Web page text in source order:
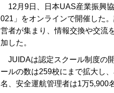
12月9日、日本UAS産業振興
021」をオンラインで開催した
営者が集まり、情報交換や交流
加した。
JUIDAは認定スクール制度の
ールの数は259校にまで拡大し
名、安全運航管理者は1万5,900